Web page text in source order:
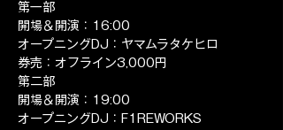
第一部
開場＆開演：16:00
オープニングDJ：ヤマムラタケヒロ
券売：オフライン3,000円
第二部
開場＆開演：19:00
オープニングDJ：F1REWORKS